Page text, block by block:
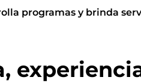
programas y brinda